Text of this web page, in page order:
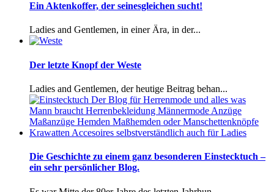
Ein Aktenkoffer, der seinesgleichen sucht!
Ladies and Gentlemen, in einer Ära, in der...
Der letzte Knopf der Weste
Ladies and Gentlemen, der heutige Beitrag behan...
Die Geschichte zu einem ganz besonderen Einstecktuch –
ein sehr persönlicher Blog.